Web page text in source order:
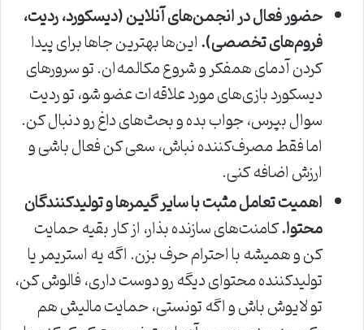
حضور فعال در انجمن‌های آنلاین (دیسکورد، ردیت،
فروم‌های تخصصی).این‌ها بهترین جاها برای پیدا
کردن آدمای همفکر و شروع مکالمه‌ان. تو سرورهای
دیسکورد بازی‌های مورد علاقه‌ات عضو شو، تو ردیت
سوال بپرس، جواب بده و بحث‌های داغ رو دنبال کن.
اما فقط مصرف‌کننده نباش، سعی کن فعال باشی و
ارزش اضافه کنی.
اهمیت تعامل مثبت با سایر گیمرها و تولیدکنندگان
محتوا.کامنت‌های سازنده بذار، از کار بقیه حمایت
کن و همیشه با احترام حرف بزن. اگه یه استریمر یا
تولیدکننده محتوای دیگه رو دوست داری، فالوش کن،
تو لایوش باش و اگه تونستی، حمایت مالیش هم